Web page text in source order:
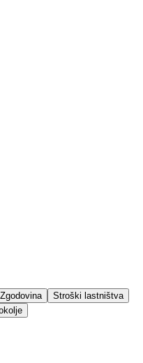
Zgodovina
Stroški lastništva